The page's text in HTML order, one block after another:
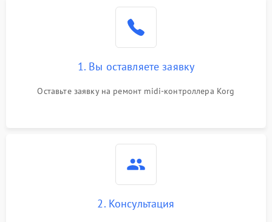
1. Вы оставляете заявку
Оставьте заявку на ремонт midi-контроллера Korg
2. Консультация